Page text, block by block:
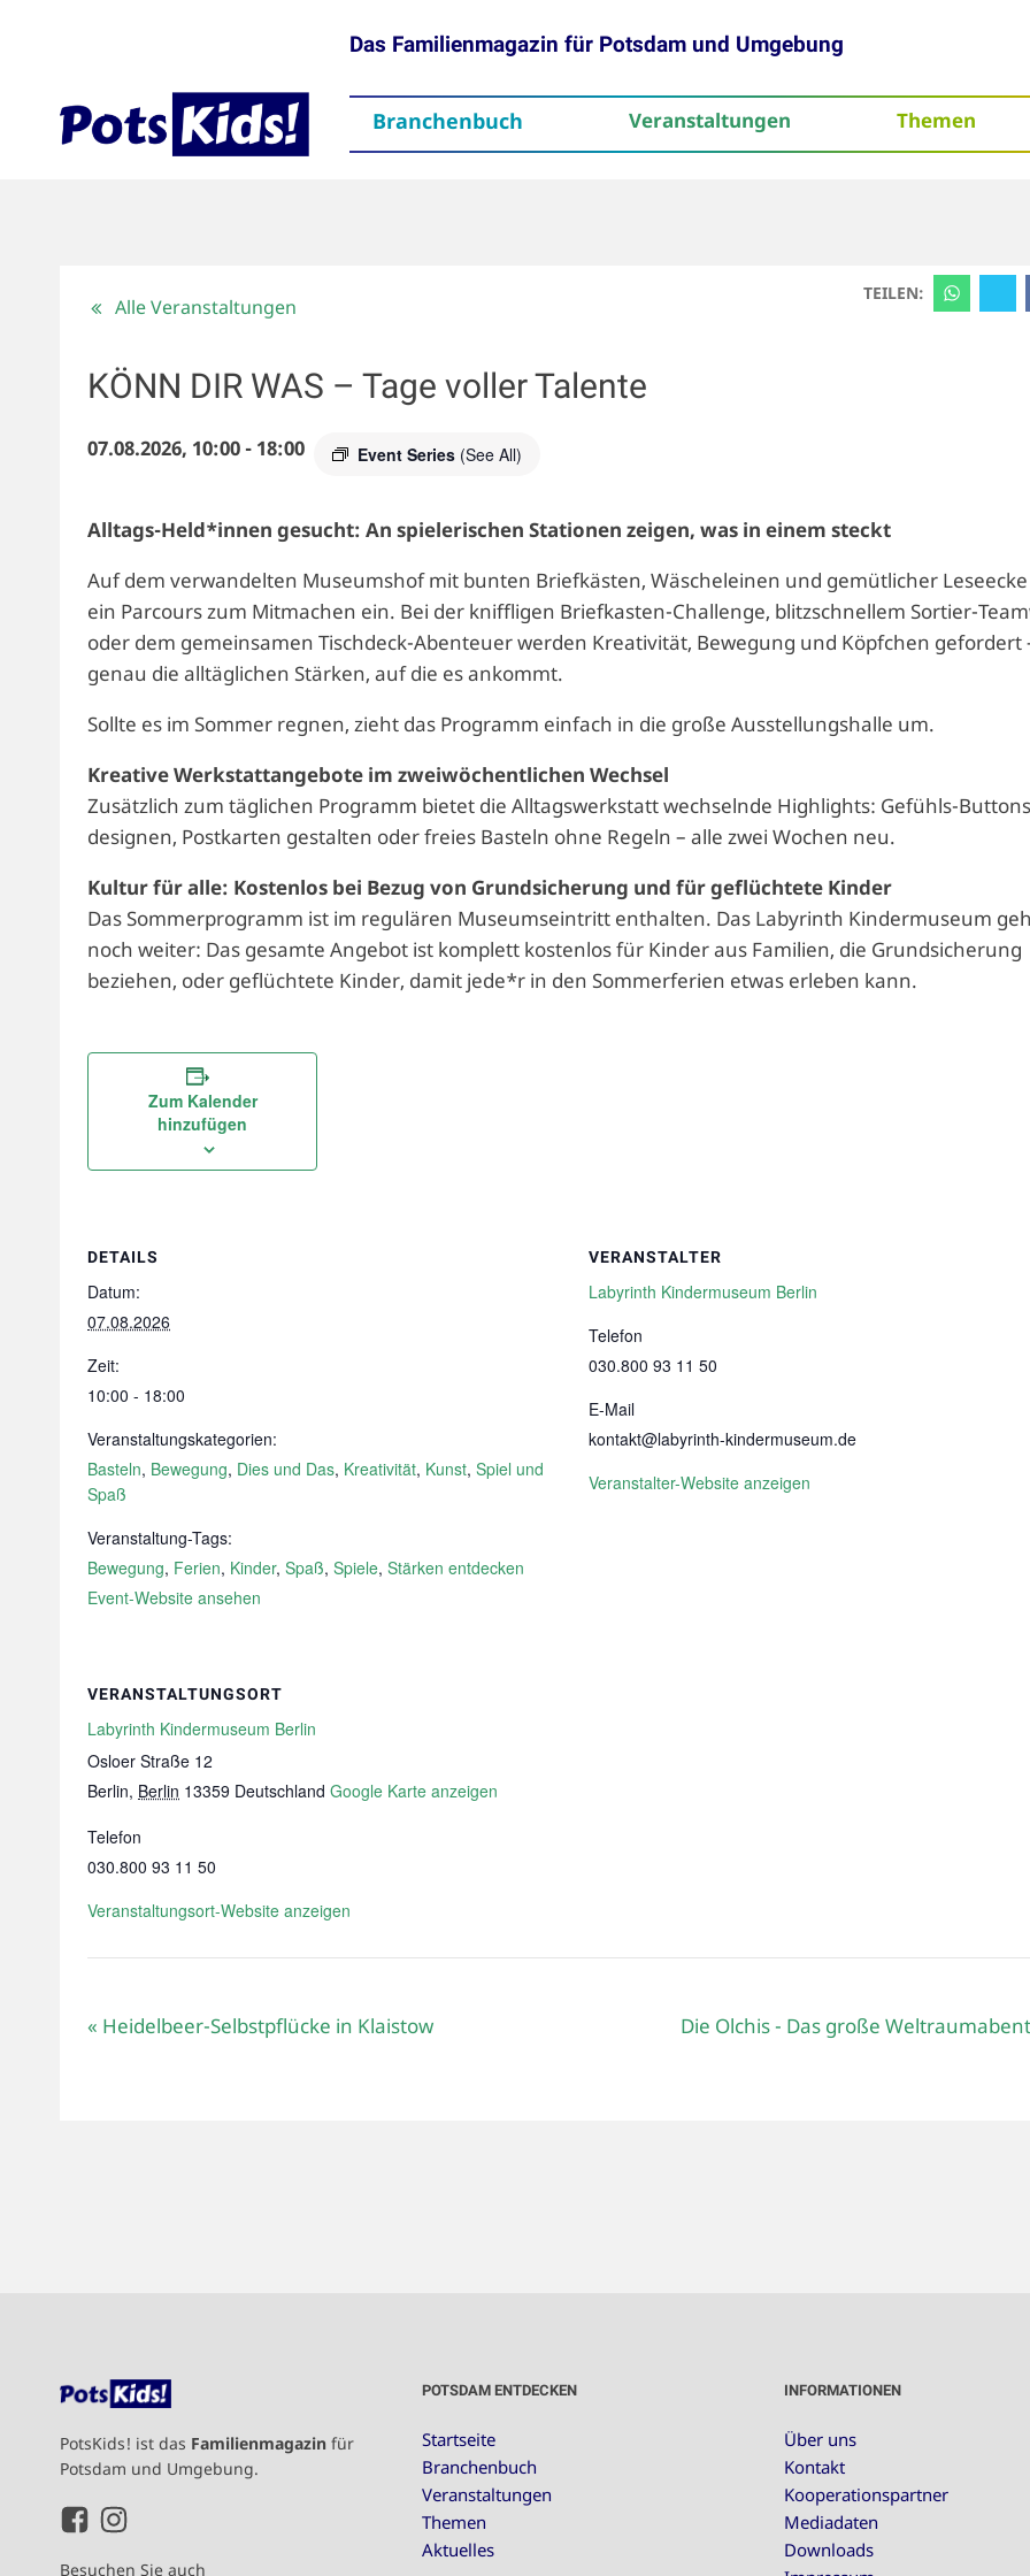
Das Familienmagazin für Potsdam und Umgebung
Branchenbuch Veranstaltungen Themen
TEILEN:
Alle Veranstaltungen
KÖNN DIR WAS – Tage voller Talente
07.08.2026, 10:00- 18:00 Event Series (See All)
Alltags-Held*innen gesucht: An spielerischen Stationen zeigen, was in einem steckt
Auf dem verwandelten Museumshof mit bunten Briefkästen, Wäscheleinen und gemütlicher
ein Parcours zum Mitmachen ein. Bei der kniffligen Briefkasten-Challenge, blitzschnellem Sortier-
oder dem gemeinsamen Tischdeck-Abenteuer werden Kreativität, Bewegung und Köpfchen gefordert
genau die alltäglichen Stärken, auf die es ankommt.
Sollte es im Sommer regnen, zieht das Programm einfach in die große Ausstellungshalle um.
Kreative Werkstattangebote im zweiwöchentlichen Wechsel
Zusätzlich zum täglichen Programm bietet die Alltagswerkstatt wechselnde Highlights: Gefühls-Buttons
designen, Postkarten gestalten oder freies Basteln ohne Regeln – alle zwei Wochen neu.
Kultur für alle: Kostenlos bei Bezug von Grundsicherung und für geflüchtete Kinder
Das Sommerprogramm ist im regulären Museumseintritt enthalten. Das Labyrinth Kindermuseum
noch weiter: Das gesamte Angebot ist komplett kostenlos für Kinder aus Familien, die Grundsicherung
beziehen, oder geflüchtete Kinder, damit jede*r in den Sommerferien etwas erleben kann.
Zum Kalender
hinzufügen
DETAILS
Datum:
07.08.2026
Zeit:
10:00 - 18:00
Veranstaltungskategorien:
Basteln, Bewegung, Dies und Das, Kreativität, Kunst, Spiel und
Spaß
Veranstaltung-Tags:
Bewegung, Ferien, Kinder, Spaß, Spiele, Stärken entdecken
Event-Website ansehen
VERANSTALTER
Labyrinth Kindermuseum Berlin
Telefon
030.800 93 11 50
E-Mail
kontakt@labyrinth-kindermuseum.de
Veranstalter-Website anzeigen
VERANSTALTUNGSORT
Labyrinth Kindermuseum Berlin
Osloer Straße 12
Berlin, Berlin 13359 Deutschland Google Karte anzeigen
Telefon
030.800 93 11 50
Veranstaltungsort-Website anzeigen
« Heidelbeer-Selbstpflücke in Klaistow Die Olchis - Das große
PotsKids! ist das Familienmagazin für
Potsdam und Umgebung.
Besuchen Sie auch
POTSDAM ENTDECKEN
Startseite
Branchenbuch
Veranstaltungen
Themen
Aktuelles
INFORMATIONEN
Über uns
Kontakt
Kooperationspartner
Mediadaten
Downloads
ThemenAktuelles